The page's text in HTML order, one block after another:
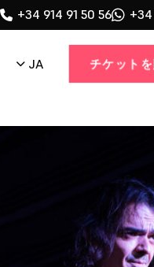
+34 914 91 50 56 +34
JA チケット